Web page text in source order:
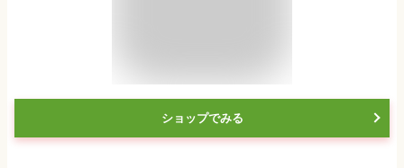
ショップでみる